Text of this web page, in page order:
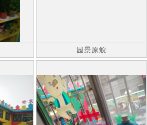
园景原貌